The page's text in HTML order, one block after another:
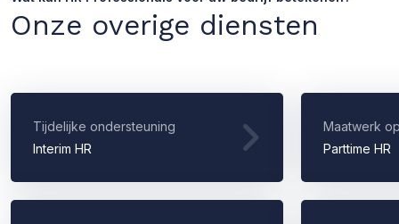
Onze overige diensten
Tijdelijke ondersteuning
Interim HR
Maatwerk
Parttime HR